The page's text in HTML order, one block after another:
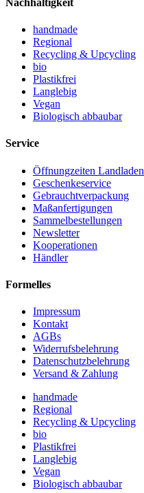
handmade
Regional
Recycling & Upcycling
bio
Plastikfrei
Langlebig
Vegan
Biologisch abbaubar
Service
Öffnungzeiten Landladen
Geschenkeservice
Gebrauchtverpackung
Maßanfertigungen
Sammelbestellungen
Newsletter
Kooperationen
Händler
Formelles
Impressum
Kontakt
AGBs
Widerrufsbelehrung
Datenschutzbelehrung
Versand & Zahlung
handmade
Regional
Recycling & Upcycling
bio
Plastikfrei
Langlebig
Vegan
Biologisch abbaubar